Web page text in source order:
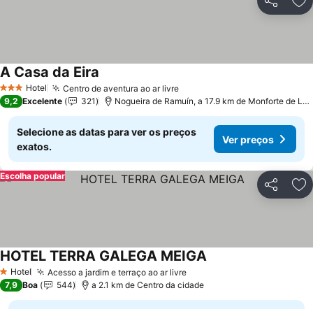
Partilhar
3 EstrelasHotel Centro de aventura ao ar livre
A Casa da Eira
9,2 Excelente 321 Nogueira de Ramuín, a 17.9 km de Monforte de Lemos
Selecione as datas para ver os preços
exatos.
Ver preços
Partilhar
Escolha popular
1 Estrelas
Hotel Acesso a jardim e terraço ao ar livre
HOTEL TERRA GALEGA MEIGA
7,9 Boa 544 a 2.1 km de Centro da cidade